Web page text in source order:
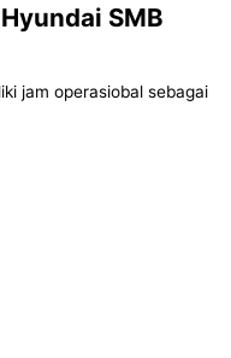
SMB
jam operasiobal sebagai